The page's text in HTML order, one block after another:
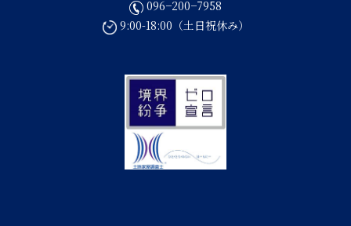
096−200−7958
9:00-18:00（土日祝休み）